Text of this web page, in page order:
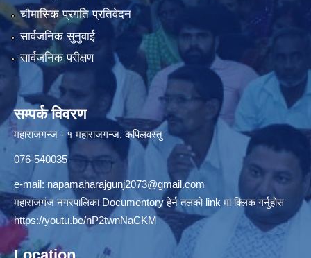
चौमासिक प्रगति प्रतिवेदन
सार्वजनिक सुनुवाई
सार्वजनिक परीक्षण
सम्पर्क विवरण
महाराजगन्ज - १ महाराजगन्ज, कपिलवस्तु
076-540035
e-mail: napamaharajgunj2073@gmail.com
महाराजगंज नगरपालिका Documentory हेर्न तलको link मा क्लिक गर्नुहोस
https://youtu.be/nP2twnNaCKM